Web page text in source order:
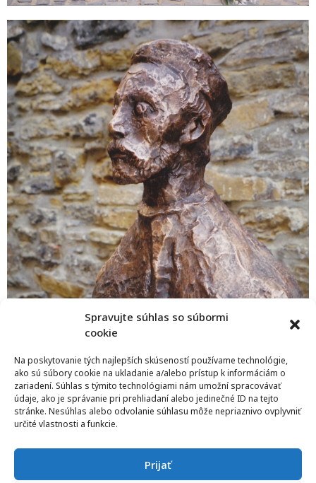
Spravujte súhlas so súbormi
cookie
Na poskytovanie tých najlepších skúseností používame technológie,
ako sú súbory cookie na ukladanie a/alebo prístup k informáciám o
zariadení. Súhlas s týmito technológiami nám umožní spracovávať
údaje, ako je správanie pri prehliadaní alebo jedinečné ID na tejto
stránke. Nesúhlas alebo odvolanie súhlasu môže nepriaznivo ovplyvniť
určité vlastnosti a funkcie.
Prijať